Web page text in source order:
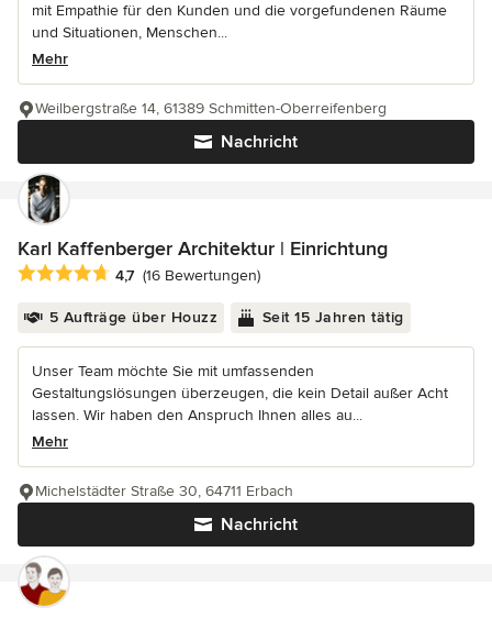
mit Empathie für den Kunden und die vorgefundenen Räume
und Situationen, Menschen...
Mehr
Nachricht
Weilbergstraße 14, 61389 Schmitten-Oberreifenberg
Karl Kaffenberger Architektur | Einrichtung
Durchschnittliche Bewertung: 4.7 von 5 Sternen
4,7 (16 Bewertungen)
5 Aufträge über Houzz Seit 15 Jahren tätig
Unser Team möchte Sie mit umfassenden
Gestaltungslösungen überzeugen, die kein Detail außer Acht
lassen. Wir haben den Anspruch Ihnen alles au...
Mehr
Nachricht
Michelstädter Straße 30, 64711 Erbach